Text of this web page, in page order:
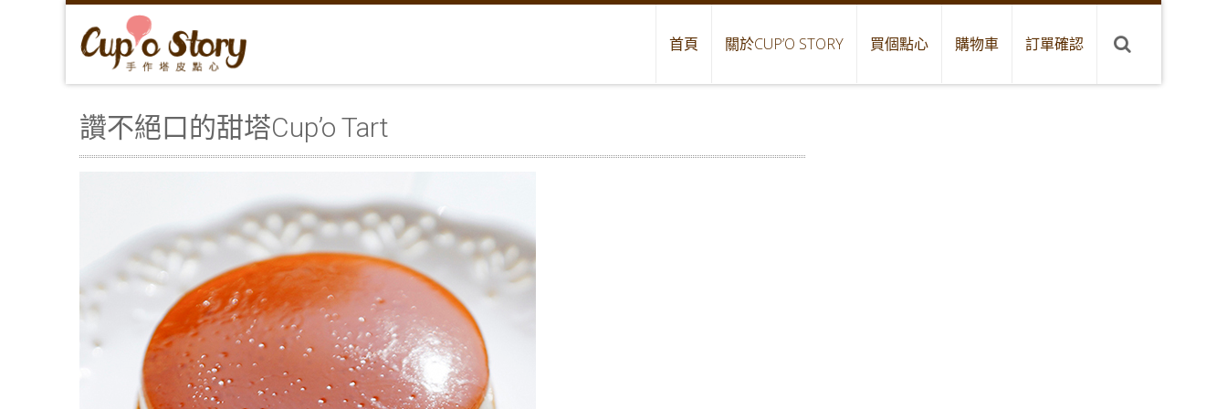
首頁 關於CUP’O STORY 買個點心 購物車 訂單確認
讚不絕口的甜塔Cup’o Tart